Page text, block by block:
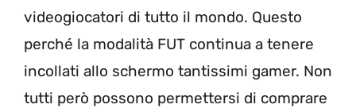
videogiocatori di tutto il mondo. Questo
perché la modalità FUT continua a tenere
incollati allo schermo tantissimi gamer. Non
tutti però possono permettersi di comprare